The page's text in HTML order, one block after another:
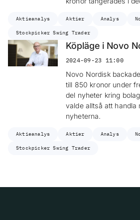
Aktieanalys Aktier Analys
Stockpicker Swing Trader
Köpläge i Novo
2024-09-23 11:00
Novo Nordisk
till 850 kronor under
del nyheter kring
valde alltså att handla
nyheterna.
Aktieanalys Aktier Analys
Stockpicker Swing Trader